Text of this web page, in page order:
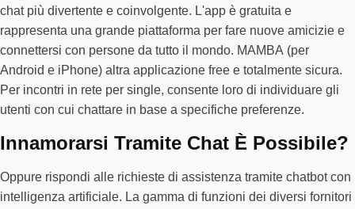
chat più divertente e coinvolgente. L'app è gratuita e
rappresenta una grande piattaforma per fare nuove amicizie e
connettersi con persone da tutto il mondo. MAMBA (per
Android e iPhone) altra applicazione free e totalmente sicura.
Per incontri in rete per single, consente loro di individuare gli
utenti con cui chattare in base a specifiche preferenze.
Innamorarsi Tramite Chat È Possibile?
Oppure rispondi alle richieste di assistenza tramite chatbot con
intelligenza artificiale. La gamma di funzioni dei diversi fornitori